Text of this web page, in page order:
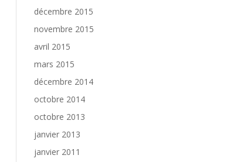
décembre 2015
novembre 2015
avril 2015
mars 2015
décembre 2014
octobre 2014
octobre 2013
janvier 2013
janvier 2011